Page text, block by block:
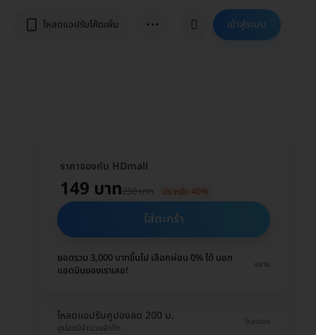
โหลดแอปรับโค้ดเพิ่ม ⋯ เข้าสู่ระบบ
ราคาจองกับ HDmall
149 บาท250 บาท ประหยัด 40%
ใส่ตะกร้า
ยอดรวม 3,000 บาทขึ้นไป เลือกผ่อน 0% ได้ บอก
แอดมินของเราเลย!
ขยาย
โหลดแอปรับคูปองลด 200 บ.
คูปองมีจำนวนจำกัด
โหลดเลย